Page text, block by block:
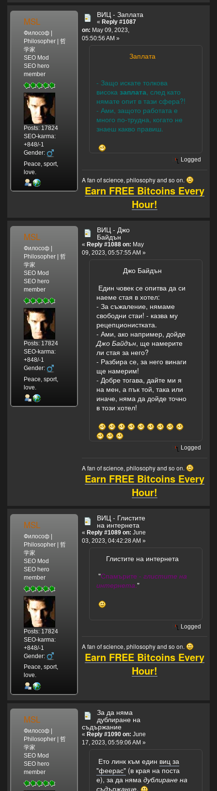
MSL
Философ |
Philosopher | 哲
学家
SEO Mod
SEO hero
member
Posts: 17824
SEO-karma:
+848/-1
Gender:
Peace, sport,
love.
ВИЦ - Заплата
« Reply #1087
on: May 09, 2023,
05:50:56 AM »
Заплата
- Защо искате толкова
висока заплата, след като
нямате опит в тази сфера?!
- Ами, защото работата е
много по-трудна, когато не
знаеш какво правиш.
Logged
A fan of science, philosophy and so on.
Earn FREE Bitcoins Every
Hour!
MSL
Философ |
Philosopher | 哲
学家
SEO Mod
SEO hero
member
Posts: 17824
SEO-karma:
+848/-1
Gender:
Peace, sport,
love.
ВИЦ - Джо
Байдън
« Reply #1088 on: May
09, 2023, 05:57:55 AM »
Джо Байдън
Един човек се опитва да си
наеме стая в хотел:
- За съжаление, нямаме
свободни стаи! - казва му
рецепционистката.
- Ами, ако например, дойде
Джо Байдън, ще намерите
ли стая за него?
- Разбира се, за него винаги
ще намерим!
- Добре тогава, дайте ми я
на мен, а пък той, така или
иначе, няма да дойде точно
в този хотел!
Logged
A fan of science, philosophy and so on.
Earn FREE Bitcoins Every
Hour!
MSL
Философ |
Philosopher | 哲
学家
SEO Mod
SEO hero
member
Posts: 17824
SEO-karma:
+848/-1
Gender:
Peace, sport,
love.
ВИЦ - Глистите
на интернета
« Reply #1089 on: June
03, 2023, 04:42:28 AM »
Глистите на интернета
"Спамърите - глистите на
интернета."
Logged
A fan of science, philosophy and so on.
Earn FREE Bitcoins Every
Hour!
MSL
Философ |
Philosopher | 哲
学家
SEO Mod
SEO hero
member
За да няма
дублиране на
съдържание
« Reply #1090 on: June
17, 2023, 05:59:06 AM »
Ето линк към един виц за
"феерас" (в края на поста
е), за да няма дублиране на
съдържание.